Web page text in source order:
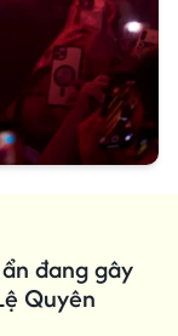
đang gây
Quyên